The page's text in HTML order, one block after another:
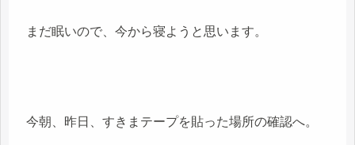
まだ眠いので、今から寝ようと思います。
今朝、昨日、すきまテープを貼った場所の確認へ。